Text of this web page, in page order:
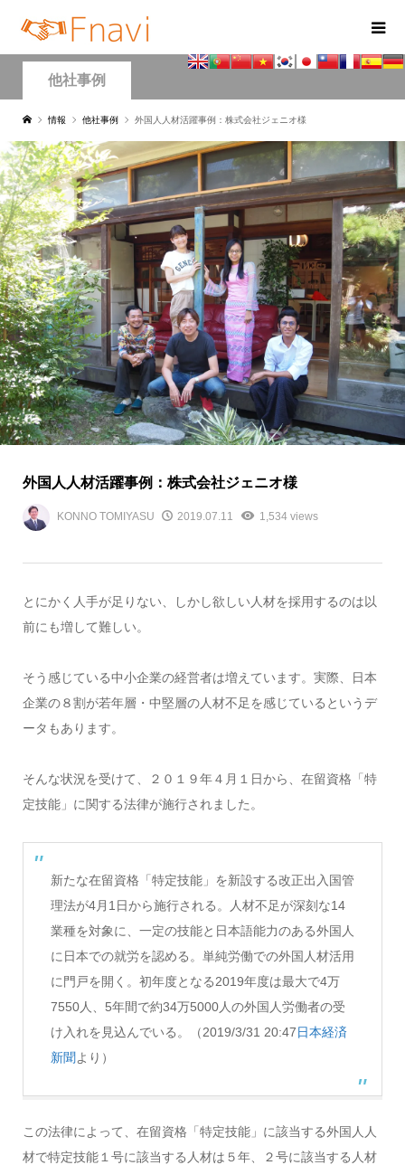
他社事例
情報 他社事例 外国人人材活躍事例：株式会社ジェニオ様
外国人人材活躍事例：株式会社ジェニオ様
KONNO TOMIYASU 2019.07.11 1,534 views
とにかく人手が足りない、しかし欲しい人材を採用するのは以
前にも増して難しい。
そう感じている中小企業の経営者は増えています。実際、日本
企業の８割が若年層・中堅層の人材不足を感じているというデ
ータもあります。
そんな状況を受けて、２０１９年４月１日から、在留資格「特
定技能」に関する法律が施行されました。
新たな在留資格「特定技能」を新設する改正出入国管
理法が4月1日から施行される。人材不足が深刻な14
業種を対象に、一定の技能と日本語能力のある外国人
に日本での就労を認める。単純労働での外国人材活用
に門戸を開く。初年度となる2019年度は最大で4万
7550人、5年間で約34万5000人の外国人労働者の受
け入れを見込んでいる。（2019/3/31 20:47日本経済
新聞より）
この法律によって、在留資格「特定技能」に該当する外国人人
材で特定技能１号に該当する人材は５年、２号に該当する人材